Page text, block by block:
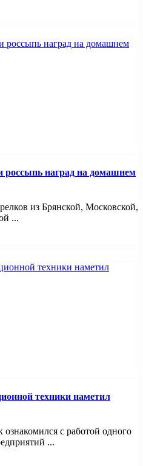
россыпь наград на домашнем
из Брянской, Московской,
...
техники наметил
ознакомился с работой одного
...